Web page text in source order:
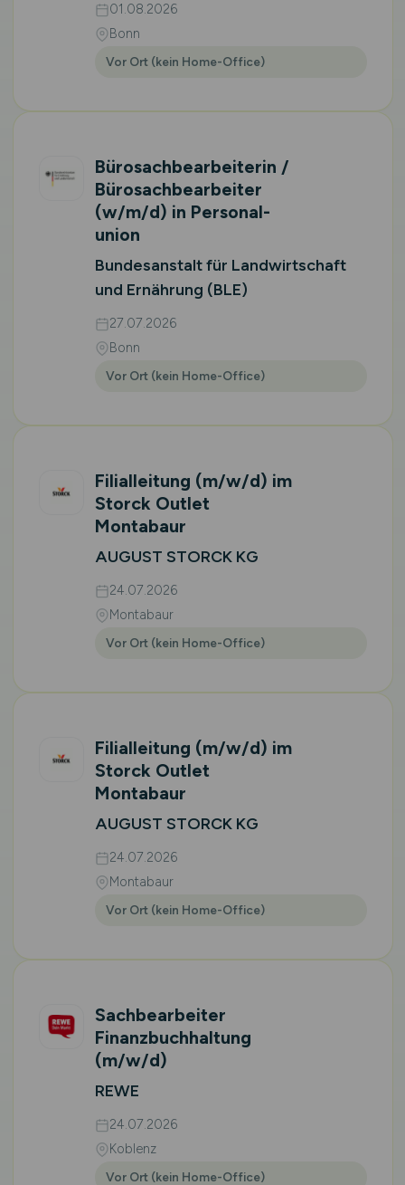
01.08.2026
Bonn
Vor Ort (kein Home-Office)
Bürosachbearbeiterin /
Bürosachbearbeiter
(w/m/d) in Personal­
union
Bundesanstalt für Landwirtschaft
und Ernährung (BLE)
27.07.2026
Bonn
Vor Ort (kein Home-Office)
Filialleitung (m/w/d) im
Storck Outlet
Montabaur
AUGUST STORCK KG
24.07.2026
Montabaur
Vor Ort (kein Home-Office)
Filialleitung (m/w/d) im
Storck Outlet
Montabaur
AUGUST STORCK KG
24.07.2026
Montabaur
Vor Ort (kein Home-Office)
Sachbearbeiter
Finanzbuchhaltung
(m/w/d)
REWE
24.07.2026
Koblenz
Vor Ort (kein Home-Office)